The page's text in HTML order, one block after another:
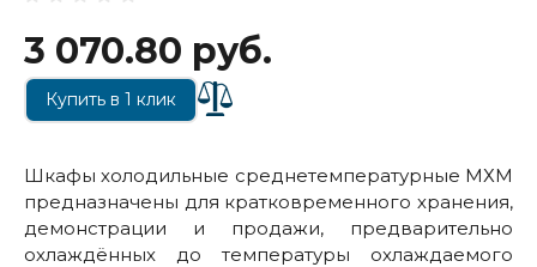
3 070.80 руб.
Купить в 1 клик
Шкафы холодильные среднетемпературные МХМ
предназначены для кратковременного хранения,
демонстрации и продажи, предварительно
охлаждённых до температуры охлаждаемого